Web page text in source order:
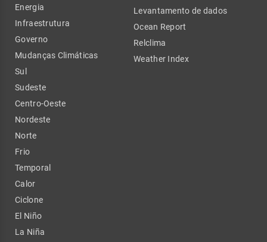
Energia
Infraestrutura
Governo
Mudanças Climáticas
Sul
Sudeste
Centro-Oeste
Nordeste
Norte
Frio
Temporal
Calor
Ciclone
El Niño
La Niña
Levantamento de dados
Ocean Report
Relclima
Weather Index